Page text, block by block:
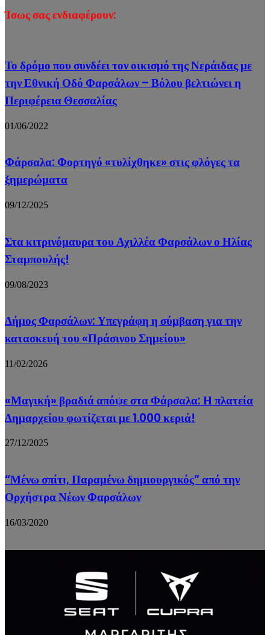
Ίσως σας ενδιαφέρουν:
Το δρόμο που συνδέει τον οικισμό της Νεράιδας με
την Εθνική Οδό Φαρσάλων – Βόλου βελτιώνει η
Περιφέρεια Θεσσαλίας
01/06/2022
Φάρσαλα: Φορτηγό «τυλίχθηκε» στις φλόγες τα
ξημερώματα
09/12/2025
Στα κιτρινόμαυρα του Αχιλλέα Φαρσάλων ο Ηλίας
Σταμπουλής!
09/08/2023
Δήμος Φαρσάλων: Υπεγράφη η σύμβαση για την
κατασκευή του «Πράσινου Σημείου»
11/02/2026
«Μαγική» βραδιά απόψε στα Φάρσαλα: Η πλατεία
Δημαρχείου φωτίζεται με 1.000 κεριά!
27/12/2025
“Μένω σπίτι, Παραμένω δημιουργικός” από την
Ορχήστρα Νέων Φαρσάλων
16/03/2020